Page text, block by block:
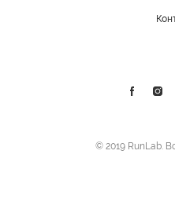
© 2019 RunLab.